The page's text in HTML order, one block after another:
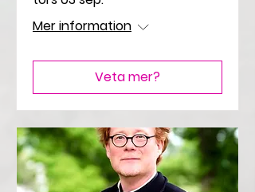
Mer information
Veta mer?